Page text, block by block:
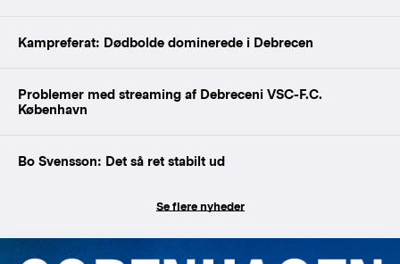
Kampreferat: Dødbolde dominerede i Debrecen
Problemer med streaming af Debreceni VSC-F.C.
København
Bo Svensson: Det så ret stabilt ud
Se flere nyheder